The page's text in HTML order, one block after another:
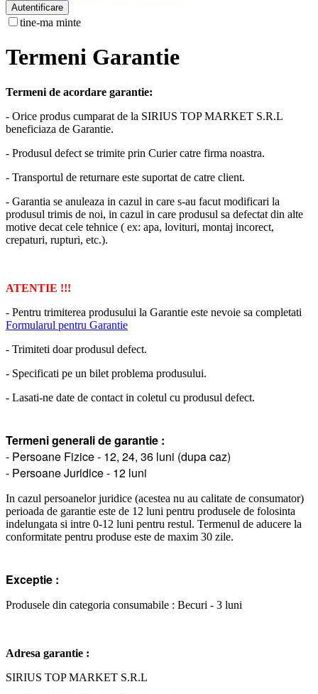
Autentificare
tine-ma minte
Termeni Garantie
Termeni de acordare garantie:
- Orice produs cumparat de la SIRIUS TOP MARKET S.R.L
beneficiaza de Garantie.
- Produsul defect se trimite prin Curier catre firma noastra.
- Transportul de returnare este suportat de catre client.
- Garantia se anuleaza in cazul in care s-au facut modificari la
produsul trimis de noi, in cazul in care produsul sa defectat din alte
motive decat cele tehnice ( ex: apa, lovituri, montaj incorect,
crepaturi, rupturi, etc.).
ATENTIE !!!
- Pentru trimiterea produsului la Garantie este nevoie sa completati
Formularul pentru Garantie
- Trimiteti doar produsul defect.
- Specificati pe un bilet problema produsului.
- Lasati-ne date de contact in coletul cu produsul defect.
Termeni generali de garantie :
- Persoane Fizice - 12, 24, 36 luni (dupa caz)
- Persoane Juridice - 12 luni
In cazul persoanelor juridice (acestea nu au calitate de consumator)
perioada de garantie este de 12 luni pentru produsele de folosinta
indelungata si intre 0-12 luni pentru restul. Termenul de aducere la
conformitate pentru produse este de maxim 30 zile.
Exceptie :
Produsele din categoria consumabile : Becuri - 3 luni
Adresa garantie :
SIRIUS TOP MARKET S.R.L